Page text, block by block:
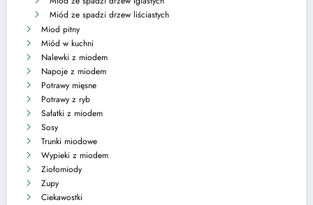
Miód ze spadzi drzew liściastych
Miod pitny
Miód w kuchni
Nalewki z miodem
Napoje z miodem
Potrawy mięsne
Potrawy z ryb
Sałatki z miodem
Sosy
Trunki miodowe
Wypieki z miodem
Ziołomiody
Zupy
Ciekawostki